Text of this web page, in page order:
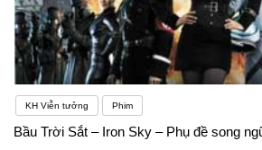
KH Viễn tưởng Phim
Bầu Trời Sắt – Iron Sky – Phụ đề song